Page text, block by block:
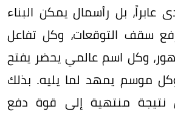
عابراً، بل رأسمال يمكن البناء
سقف التوقعات، وكل تفاعل
وكل اسم عالمي يحضر يفتح
موسم يمهد لما يليه. بذلك
نتيجة منتهية إلى قوة دفع